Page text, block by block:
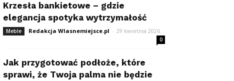
Krzesła bankietowe – gdzie
elegancja spotyka wytrzymałość
Meble Redakcja Wlasnemiejsce.pl - 29 kwietnia 2026
0
Jak przygotować podłoże, które
sprawi, że Twoja palma nie będzie